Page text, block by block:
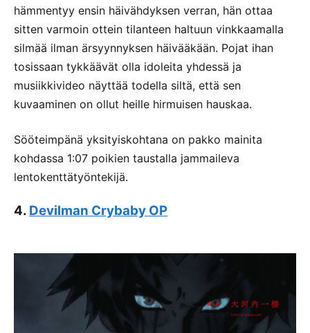
hämmentyy ensin häivähdyksen verran, hän ottaa
sitten varmoin ottein tilanteen haltuun vinkkaamalla
silmää ilman ärsyynnyksen häivääkään. Pojat ihan
tosissaan tykkäävät olla idoleita yhdessä ja
musiikkivideo näyttää todella siltä, että sen
kuvaaminen on ollut heille hirmuisen hauskaa.
Sööteimpänä yksityiskohtana on pakko mainita
kohdassa 1:07 poikien taustalla jammaileva
lentokenttätyöntekijä.
4. Devilman Crybaby OP